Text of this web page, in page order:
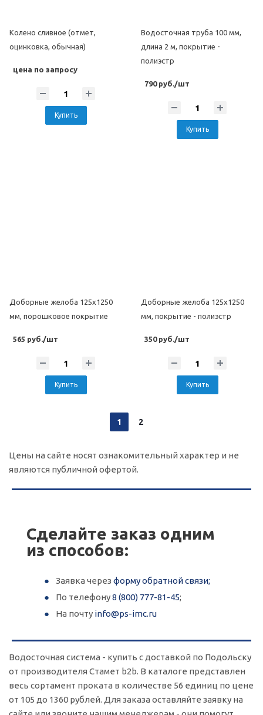
Колено сливное (отмет,
оцинковка, обычная)
цена по запросу
Купить
Водосточная труба 100 мм,
длина 2 м, покрытие -
полиэстр
790 руб./шт
Купить
Доборные желоба 125x1250
мм, порошковое покрытие
565 руб./шт
Купить
Доборные желоба 125x1250
мм, покрытие - полиэстр
350 руб./шт
Купить
1 2
Цены на сайте носят ознакомительный характер и не
являются публичной офертой.
Сделайте заказ одним
из способов:
Заявка через форму обратной связи;
По телефону8 (800) 777-81-45;
На почту info@ps-imc.ru
Водосточная система - купить с доставкой по Подольску
от производителя Стамет b2b. В каталоге представлен
весь сортамент проката в количестве 56 единиц по цене
от 105 до 1360 рублей. Для заказа оставляйте заявку на